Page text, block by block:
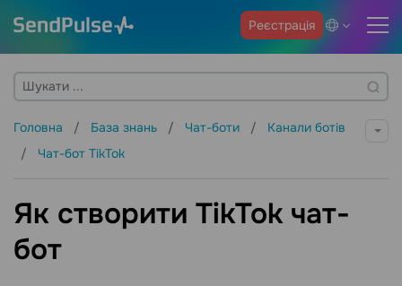
Реєстрація
Головна База знань Чат-боти
Канали ботів
Чат-бот TikTok
Як створити TikTok чат-
бот